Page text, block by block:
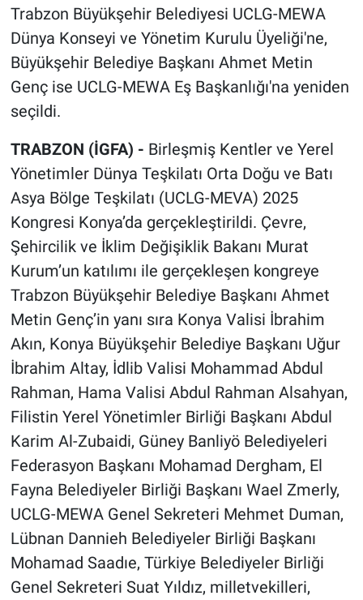
Trabzon Büyükşehir Belediyesi UCLG-MEWA
Dünya Konseyi ve Yönetim Kurulu Üyeliği'ne,
Büyükşehir Belediye Başkanı Ahmet Metin
Genç ise UCLG-MEWA Eş Başkanlığı'na yeniden
seçildi.
TRABZON (İGFA) - Birleşmiş Kentler ve Yerel
Yönetimler Dünya Teşkilatı Orta Doğu ve Batı
Asya Bölge Teşkilatı (UCLG-MEVA) 2025
Kongresi Konya’da gerçekleştirildi. Çevre,
Şehircilik ve İklim Değişiklik Bakanı Murat
Kurum’un katılımı ile gerçekleşen kongreye
Trabzon Büyükşehir Belediye Başkanı Ahmet
Metin Genç’in yanı sıra Konya Valisi İbrahim
Akın, Konya Büyükşehir Belediye Başkanı Uğur
İbrahim Altay, İdlib Valisi Mohammad Abdul
Rahman, Hama Valisi Abdul Rahman Alsahyan,
Filistin Yerel Yönetimler Birliği Başkanı Abdul
Karim Al-Zubaidi, Güney Banliyö Belediyeleri
Federasyon Başkanı Mohamad Dergham, El
Fayna Belediyeler Birliği Başkanı Wael Zmerly,
UCLG-MEWA Genel Sekreteri Mehmet Duman,
Lübnan Dannieh Belediyeler Birliği Başkanı
Mohamad Saadıe, Türkiye Belediyeler Birliği
Genel Sekreteri Suat Yıldız, milletvekilleri,